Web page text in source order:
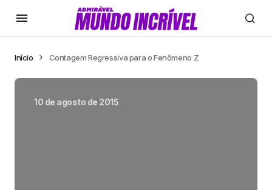
Início Contagem Regressiva para o Fenômeno Z
10 de agosto de 2015